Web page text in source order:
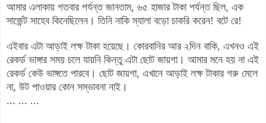
আমার এলাকায় গতবার পর্যন্ত জানতাম, ৬৫ হাজার টাকা পর্যন্ত ছিল, এক
সার্জেন্ট সাহেব কিনেছিলেন । তিনি নাকি ম্যালা বড়ো চাকরি করেন! বটে রে!
এইবার এটা আড়াই লক্ষ টাকা হয়েছে। কোরবানির আর ২দিন বাকি, এখনও এই
রেকর্ড ভাঙ্গার সময় চলে যায়নি কিন্তু এটা ছোট জায়গা। আমার মনে হয় না এই
রেকর্ড কেউ ভাঙ্গতে পারবে । ছোট জায়গা, এখানে আড়াই লক্ষটাকার গরু মেলে
না, উট পাওয়ার কোন সম্ভাবনা নাই ।
... ... ...